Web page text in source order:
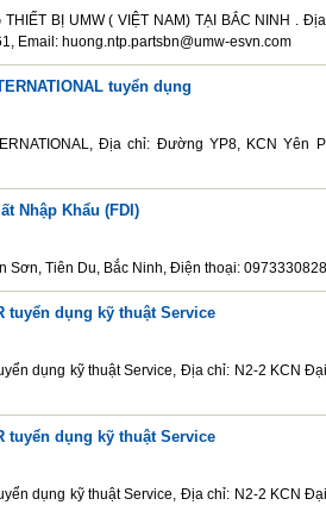
THIẾT BỊ UMW ( VIỆT NAM) TẠI BẮC NINH .
Email: huong.ntp.partsbn@umw-esvn.com
tuyển dụng
Địa chỉ: Đường YP8, KCN
Nhập Khẩu (FDI)
Tiên Du, Bắc Ninh, Điện thoại:
tuyển dụng kỹ thuật Service
dụng kỹ thuật Service, Địa chỉ: N2-2 KCN
tuyển dụng kỹ thuật Service
dụng kỹ thuật Service, Địa chỉ: N2-2 KCN